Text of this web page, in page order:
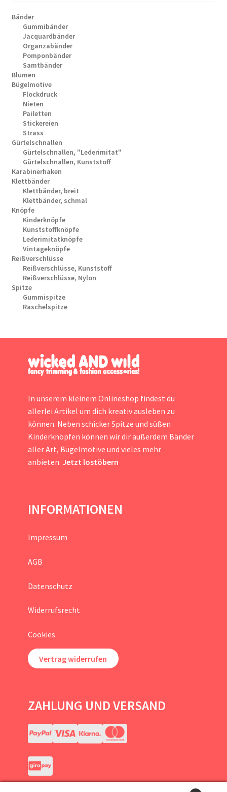
Bänder
Gummibänder
Jacquardbänder
Organzabänder
Pomponbänder
Samtbänder
Blumen
Bügelmotive
Flockdruck
Nieten
Pailetten
Stickereien
Strass
Gürtelschnallen
Gürtelschnallen, "Lederimitat"
Gürtelschnallen, Kunststoff
Karabinerhaken
Klettbänder
Klettbänder, breit
Klettbänder, schmal
Knöpfe
Kinderknöpfe
Kunststoffknöpfe
Lederimitatknöpfe
Vintageknöpfe
Reißverschlüsse
Reißverschlüsse, Kunststoff
Reißverschlüsse, Nylon
Spitze
Gummispitze
Raschelspitze
In unserem kleinem Onlineshop findest du
allerlei Artikel um dich kreativ ausleben zu
können. Neben schicker Spitze und süßen
Kinderknöpfen können wir dir außerdem Bänder
aller Art, Bügelmotive und vieles mehr
anbieten. Jetzt lostöbern
INFORMATIONEN
Impressum
AGB
Datenschutz
Widerrufsrecht
Cookies
Vertrag widerrufen
ZAHLUNG UND VERSAND